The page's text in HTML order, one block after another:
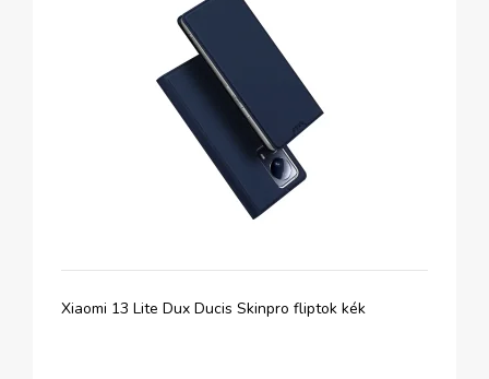
Xiaomi 13 Lite Dux Ducis Skinpro fliptok kék